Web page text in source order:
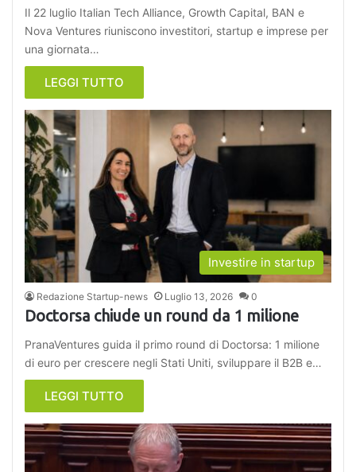
Il 22 luglio Italian Tech Alliance, Growth Capital, BAN e
Nova Ventures riuniscono investitori, startup e imprese per
una giornata…
LEGGI TUTTO
Investire in startup
Redazione Startup-news Luglio 13, 2026 0
Doctorsa chiude un round da 1 milione
PranaVentures guida il primo round di Doctorsa: 1 milione
di euro per crescere negli Stati Uniti, sviluppare il B2B e…
LEGGI TUTTO